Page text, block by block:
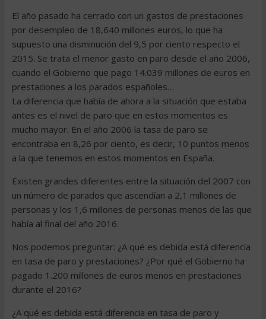
El año pasado ha cerrado con un gastos de prestaciones
por desempleo de 18,640 millones euros, lo que ha
supuesto una disminución del 9,5 por ciento respecto el
2015. Se trata el menor gasto en paro desde el año 2006,
cuando el Gobierno que pago 14.039 millones de euros en
prestaciones a los parados españoles…
La diferencia que había de ahora a la situación que estaba
antes es el nivel de paro que en estos momentos es
mucho mayor. En el año 2006 la tasa de paro se
encontraba en 8,26 por ciento, es decir, 10 puntos menos
a la que tenemos en estos momentos en España.
Existen grandes diferentes entre la situación del 2007 con
un número de parados que ascendían a 2,1 millones de
personas y los 1,6 millones de personas menos de las que
había al final del año 2016.
Nos podemos preguntar: ¿A qué es debida está diferencia
en tasa de paro y prestaciones? ¿Por qué el Gobierno ha
pagado 1.200 millones de euros menos en prestaciones
durante el 2016?
¿A qué es debida está diferencia en tasa de paro y